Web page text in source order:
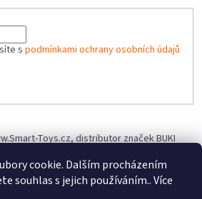
cookie. Dalším procházením
souhlas s jejich používáním.. Více
s podmínkami ochrany osobních údajů
Toys.cz, distributor značek BUKI